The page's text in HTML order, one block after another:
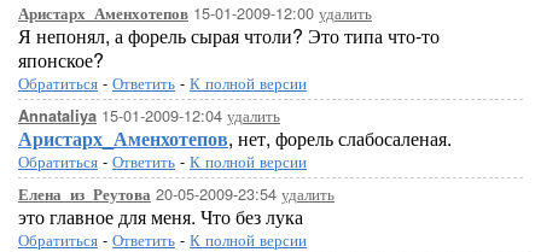
Аристарх_Аменхотепов 15-01-2009-12:00 удалить
Я непонял, а форель сырая чтоли? Это типа что-то
японское?
Обратиться - Ответить - К полной версии
Annataliya 15-01-2009-12:04 удалить
Аристарх_Аменхотепов, нет, форель слабосаленая.
Обратиться - Ответить - К полной версии
Елена_из_Реутова 20-05-2009-23:54 удалить
это главное для меня. Что без лука
Обратиться - Ответить - К полной версии